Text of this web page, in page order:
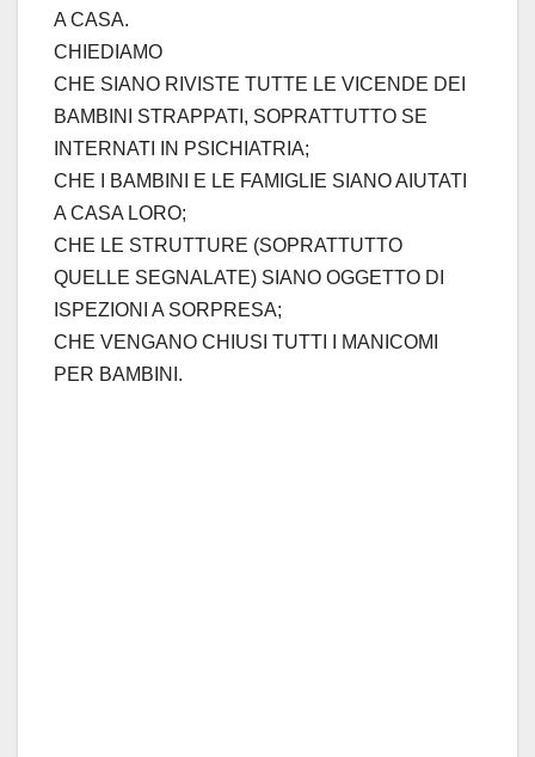
A CASA.
CHIEDIAMO
CHE SIANO RIVISTE TUTTE LE VICENDE DEI
BAMBINI STRAPPATI, SOPRATTUTTO SE
INTERNATI IN PSICHIATRIA;
CHE I BAMBINI E LE FAMIGLIE SIANO AIUTATI
A CASA LORO;
CHE LE STRUTTURE (SOPRATTUTTO
QUELLE SEGNALATE) SIANO OGGETTO DI
ISPEZIONI A SORPRESA;
CHE VENGANO CHIUSI TUTTI I MANICOMI
PER BAMBINI.